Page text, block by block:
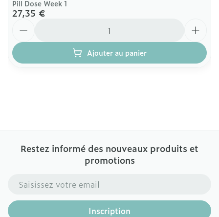
Pill Dose Week 1
27,35 €
Ajouter au panier
Restez informé des nouveaux produits et
promotions
Adresse mail
Inscription